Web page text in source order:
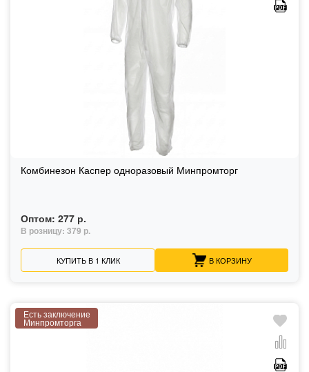
Комбинезон Каспер одноразовый Минпромторг
Оптом: 277 р.
В розницу: 379 р.
КУПИТЬ В 1 КЛИК В КОРЗИНУ
Есть заключение
Минпромторга